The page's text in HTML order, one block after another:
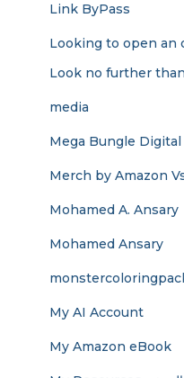
Link ByPass
Looking to open an
Look no further
media
Mega Bungle
Merch by Amazon
Mohamed A. Ansary
Mohamed Ansary
My AI Account
My Amazon eBook